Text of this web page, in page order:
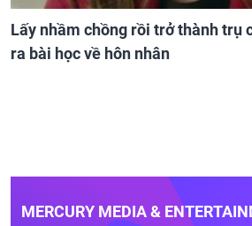
Lấy nhầm chồng rồi trở thành trụ
ra bài học về hôn nhân
MERCURY MEDIA &